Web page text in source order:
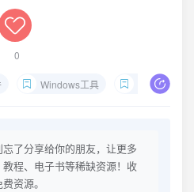
0
Windows工具 Rainmeter
了分享给你的朋友，让更多
程、电子书等稀缺资源！收
资源。